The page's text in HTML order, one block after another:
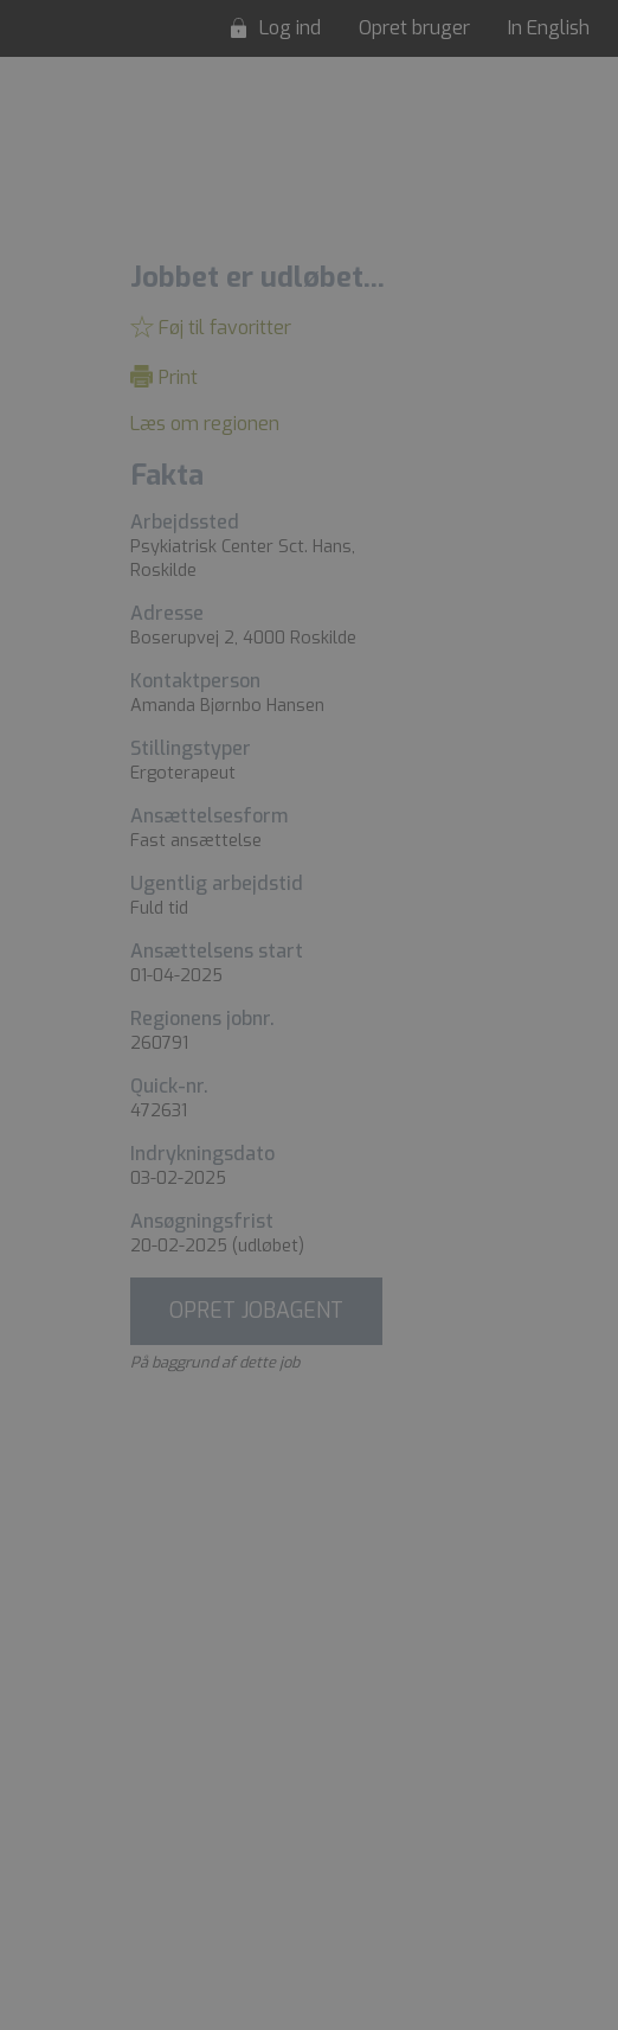
Log ind Opret bruger In English
Jobbet er udløbet...
Føj til favoritter
Print
Læs om regionen
Fakta
Arbejdssted
Psykiatrisk Center Sct. Hans,
Roskilde
Adresse
Boserupvej 2, 4000 Roskilde
Kontaktperson
Amanda Bjørnbo Hansen
Stillingstyper
Ergoterapeut
Ansættelsesform
Fast ansættelse
Ugentlig arbejdstid
Fuld tid
Ansættelsens start
01-04-2025
Regionens jobnr.
260791
Quick-nr.
472631
Indrykningsdato
03-02-2025
Ansøgningsfrist
20-02-2025 (udløbet)
OPRET JOBAGENT
På baggrund af dette job